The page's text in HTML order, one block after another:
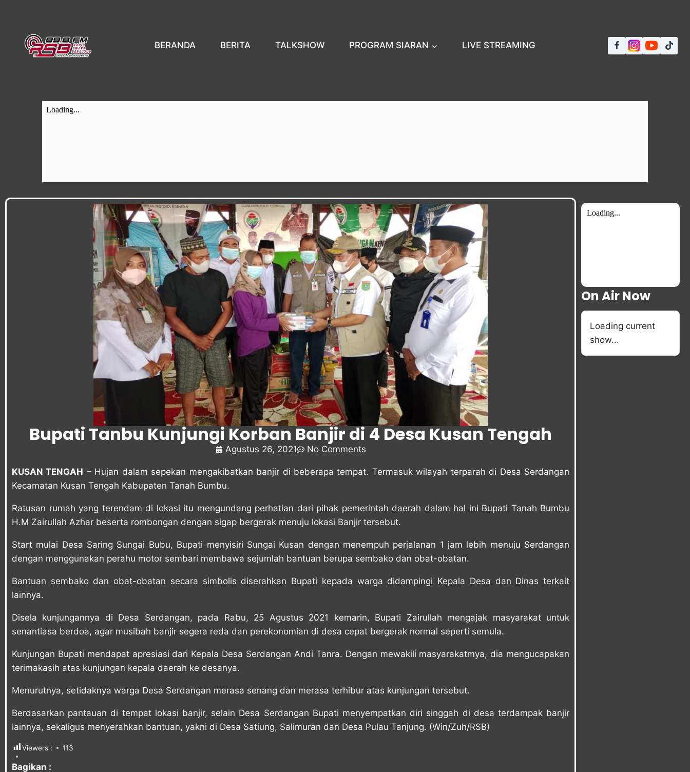
BERANDA BERITA TALKSHOW PROGRAM SIARAN LIVE STREAMING
Bupati Tanbu Kunjungi Korban Banjir di 4 Desa Kusan Tengah
Agustus 26, 2021 No Comments
KUSAN TENGAH – Hujan dalam sepekan mengakibatkan banjir di beberapa tempat. Termasuk wilayah terparah di Desa Serdangan
Kecamatan Kusan Tengah Kabupaten Tanah Bumbu.
Ratusan rumah yang terendam di lokasi itu mengundang perhatian dari pihak pemerintah daerah dalam hal ini Bupati Tanah Bumbu
H.M Zairullah Azhar beserta rombongan dengan sigap bergerak menuju lokasi Banjir tersebut.
Start mulai Desa Saring Sungai Bubu, Bupati menyisiri Sungai Kusan dengan menempuh perjalanan 1 jam lebih menuju Serdangan
dengan menggunakan perahu motor sembari membawa sejumlah bantuan berupa sembako dan obat-obatan.
Bantuan sembako dan obat-obatan secara simbolis diserahkan Bupati kepada warga didampingi Kepala Desa dan Dinas terkait
lainnya.
Disela kunjungannya di Desa Serdangan, pada Rabu, 25 Agustus 2021 kemarin, Bupati Zairullah mengajak masyarakat untuk
senantiasa berdoa, agar musibah banjir segera reda dan perekonomian di desa cepat bergerak normal seperti semula.
Kunjungan Bupati mendapat apresiasi dari Kepala Desa Serdangan Andi Tanra. Dengan mewakili masyarakatmya, dia mengucapakan
terimakasih atas kunjungan kepala daerah ke desanya.
Menurutnya, setidaknya warga Desa Serdangan merasa senang dan merasa terhibur atas kunjungan tersebut.
Berdasarkan pantauan di tempat lokasi banjir, selain Desa Serdangan Bupati menyempatkan diri singgah di desa terdampak banjir
lainnya, sekaligus menyerahkan bantuan, yakni di Desa Satiung, Salimuran dan Desa Pulau Tanjung. (Win/Zuh/RSB)
Viewers : 113
Bagikan :
On Air Now
Loading current
show...